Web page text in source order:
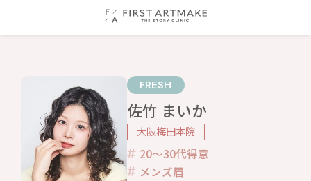
FRESH
佐竹 まいか
大阪梅田本院
20〜30代得意
メンズ眉